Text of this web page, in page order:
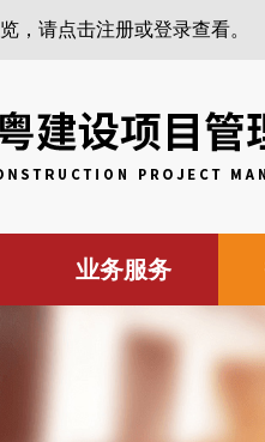
，请点击注册或登录查看。
业务服务